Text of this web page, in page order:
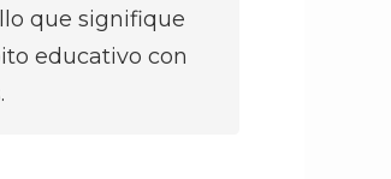
que signifique
educativo con